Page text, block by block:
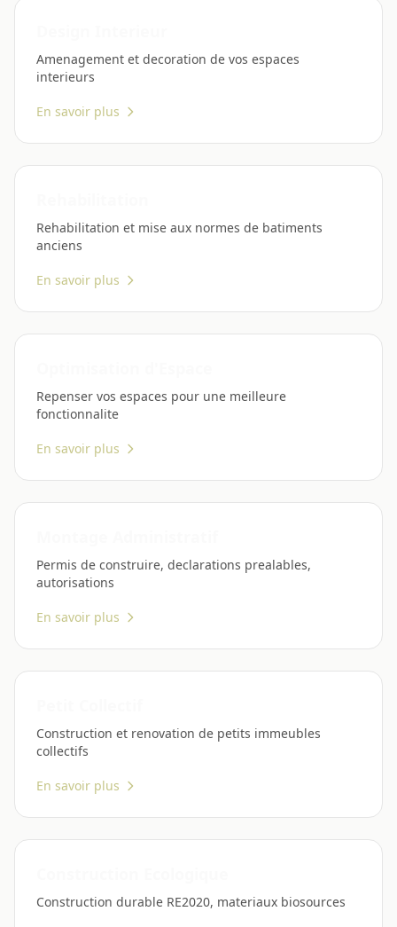
Amenagement et decoration de vos espaces
interieurs
En savoir plus
Rehabilitation et mise aux normes de batiments
anciens
En savoir plus
Repenser vos espaces pour une meilleure
fonctionnalite
En savoir plus
Permis de construire, declarations prealables,
autorisations
En savoir plus
Construction et renovation de petits immeubles
collectifs
En savoir plus
Construction durable RE2020, materiaux biosources